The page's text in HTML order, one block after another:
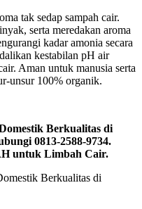
tak sedap sampah cair.
serta meredakan aroma
kadar amonia secara
kestabilan pH air
Aman untuk manusia serta
unsur 100% organik.
Berkualitas di
0813-2588-9734.
untuk Limbah Cair.